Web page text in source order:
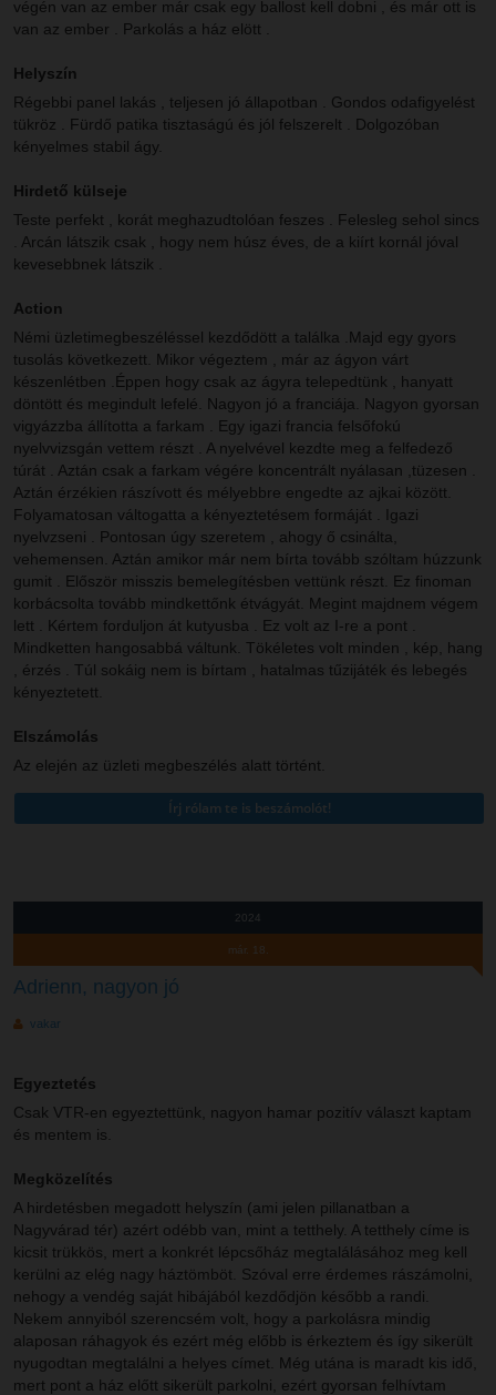
végén van az ember már csak egy ballost kell dobni , és már ott is
van az ember . Parkolás a ház elött .
Helyszín
Régebbi panel lakás , teljesen jó állapotban . Gondos odafigyelést
tükröz . Fürdő patika tisztaságú és jól felszerelt . Dolgozóban
kényelmes stabil ágy.
Hirdető külseje
Teste perfekt , korát meghazudtolóan feszes . Felesleg sehol sincs
. Arcán látszik csak , hogy nem húsz éves, de a kiírt kornál jóval
kevesebbnek látszik .
Action
Némi üzletimegbeszéléssel kezdődött a találka .Majd egy gyors
tusolás következett. Mikor végeztem , már az ágyon várt
készenlétben .Éppen hogy csak az ágyra telepedtünk , hanyatt
döntött és megindult lefelé. Nagyon jó a franciája. Nagyon gyorsan
vigyázzba állította a farkam . Egy igazi francia felsőfokú
nyelvvizsgán vettem részt . A nyelvével kezdte meg a felfedező
túrát . Aztán csak a farkam végére koncentrált nyálasan ,tüzesen .
Aztán érzékien rászívott és mélyebbre engedte az ajkai között.
Folyamatosan váltogatta a kényeztetésem formáját . Igazi
nyelvzseni . Pontosan úgy szeretem , ahogy ő csinálta,
vehemensen. Aztán amikor már nem bírta tovább szóltam húzzunk
gumit . Először misszis bemelegítésben vettünk részt. Ez finoman
korbácsolta tovább mindkettőnk étvágyát. Megint majdnem végem
lett . Kértem forduljon át kutyusba . Ez volt az I-re a pont .
Mindketten hangosabbá váltunk. Tökéletes volt minden , kép, hang
, érzés . Túl sokáig nem is bírtam , hatalmas tűzijáték és lebegés
kényeztetett.
Elszámolás
Az elején az üzleti megbeszélés alatt történt.
2024
már. 18.
Adrienn, nagyon jó
vakar
Egyeztetés
Csak VTR-en egyeztettünk, nagyon hamar pozitív választ kaptam
és mentem is.
Megközelítés
A hirdetésben megadott helyszín (ami jelen pillanatban a
Nagyvárad tér) azért odébb van, mint a tetthely. A tetthely címe is
kicsit trükkös, mert a konkrét lépcsőház megtalálásához meg kell
kerülni az elég nagy háztömböt. Szóval erre érdemes rászámolni,
nehogy a vendég saját hibájából kezdődjön később a randi.
Nekem annyiból szerencsém volt, hogy a parkolásra mindig
alaposan ráhagyok és ezért még előbb is érkeztem és így sikerült
nyugodtan megtalálni a helyes címet. Még utána is maradt kis idő,
mert pont a ház előtt sikerült parkolni, ezért gyorsan felhívtam